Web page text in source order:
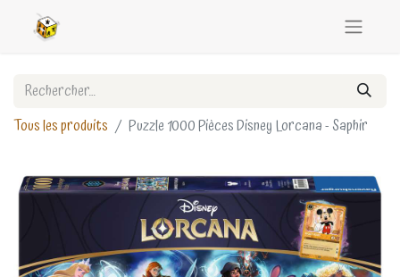
Tous les produits Puzzle 1000 Pièces Disney Lorcana - Saphir